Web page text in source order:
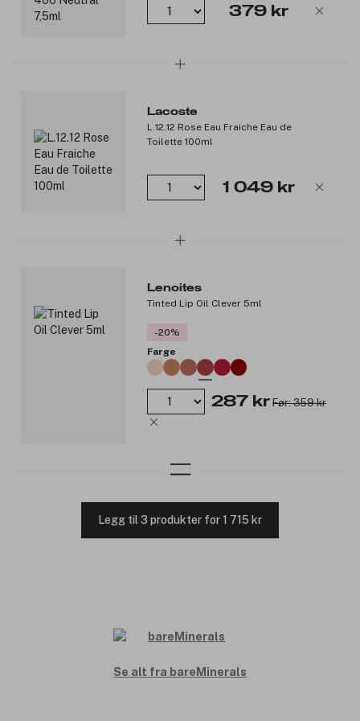
**Basert på en forbrukertest 379 kr
Lacoste
L.12.12 Rose Eau Fraiche Eau de
Toilette 100ml
1 049 kr
Lenoites
Tinted Lip Oil Clever 5ml
-20%
Farge
287 kr Før: 359 kr
Legg til 3 produkter for 1 715 kr
Se alt fra bareMinerals